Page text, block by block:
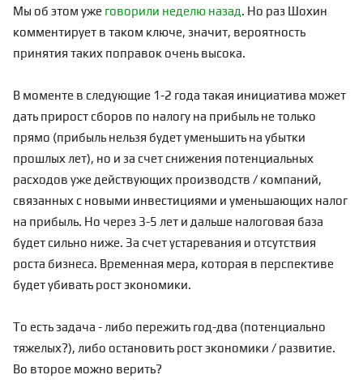
Мы об этом уже говорили неделю назад. Но раз Шохин
комментирует в таком ключе, значит, вероятность
принятия таких поправок очень высока.
В моменте в следующие 1-2 года такая инициатива может
дать прирост сборов по налогу на прибыль не только
прямо (прибыль нельзя будет уменьшить на убытки
прошлых лет), но и за счет снижения потенциальных
расходов уже действующих производств / компаний,
связанных с новыми инвестициями и уменьшающих налог
на прибыль. Но через 3-5 лет и дальше налоговая база
будет сильно ниже. За счет устаревания и отсутствия
роста бизнеса. Временная мера, которая в перспективе
будет убивать рост экономики.
То есть задача - либо пережить год-два (потенциально
тяжелых?), либо остановить рост экономики / развитие.
Во второе можно верить?